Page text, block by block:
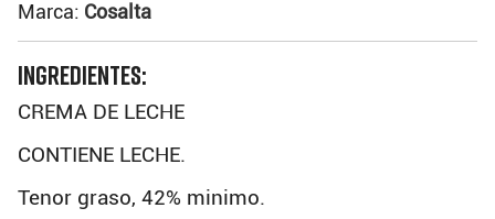
Marca: Cosalta
INGREDIENTES:
CREMA DE LECHE
CONTIENE LECHE.
Tenor graso, 42% minimo.